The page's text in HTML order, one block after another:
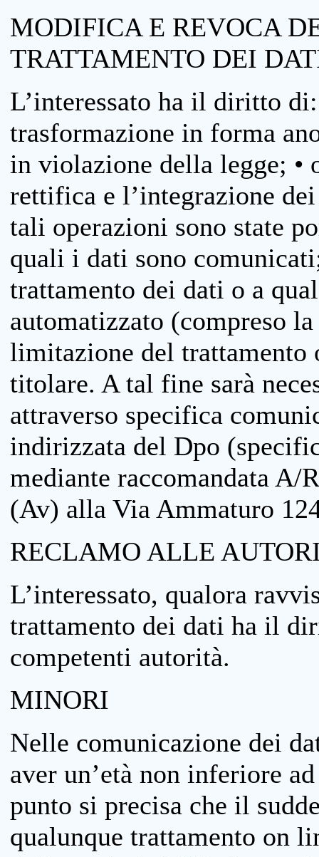
MODIFICA E REVOCA
TRATTAMENTO DEI
L’interessato ha il diritto
trasformazione in forma
in violazione della legge; •
rettifica e l’integrazione
tali operazioni sono state
quali i dati sono
trattamento dei dati o a
automatizzato (compreso
limitazione del trattamento
titolare. A tal fine sarà
attraverso specifica
indirizzata del Dpo
mediante raccomandata
(Av) alla Via Ammaturo
RECLAMO ALLE
L’interessato, qualora
trattamento dei dati ha il
competenti autorità.
MINORI
Nelle comunicazione dei
aver un’età non inferiore
punto si precisa che il
qualunque trattamento on